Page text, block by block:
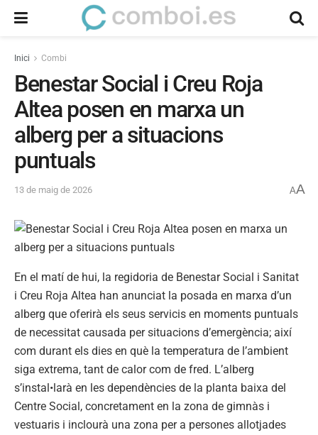
Inici Combi
Benestar Social i Creu Roja
Altea posen en marxa un
alberg per a situacions
puntuals
13 de maig de 2026 AA
En el matí de hui, la regidoria de Benestar Social i Sanitat
i Creu Roja Altea han anunciat la posada en marxa d’un
alberg que oferirà els seus servicis en moments puntuals
de necessitat causada per situacions d’emergència; així
com durant els dies en què la temperatura de l’ambient
siga extrema, tant de calor com de fred. L’alberg
s’instal•larà en les dependències de la planta baixa del
Centre Social, concretament en la zona de gimnàs i
vestuaris i inclourà una zona per a persones allotjades